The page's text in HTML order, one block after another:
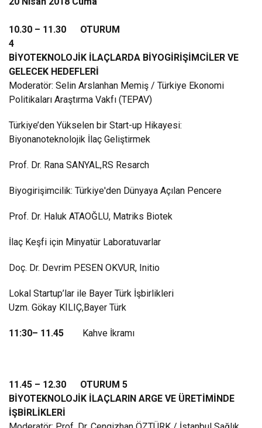
10.30 – 11.30 OTURUM
4
BİYOTEKNOLOJİK İLAÇLARDA BİYOGİRİŞİMCİLER VE
GELECEK HEDEFLERİ
Moderatör: Selin Arslanhan Memiş / Türkiye Ekonomi
Politikaları Araştırma Vakfı (TEPAV)
Türkiye’den Yükselen bir Start-up Hikayesi:
Biyonanoteknolojik İlaç Geliştirmek
Prof. Dr. Rana SANYAL,RS Resarch
Biyogirişimcilik: Türkiye'den Dünyaya Açılan Pencere
Prof. Dr. Haluk ATAOĞLU, Matriks Biotek
İlaç Keşfi için Minyatür Laboratuvarlar
Doç. Dr. Devrim PESEN OKVUR, Initio
Lokal Startup’lar ile Bayer Türk İşbirlikleri
Uzm. Gökay KILIÇ,Bayer Türk
11:30– 11.45 Kahve İkramı
11.45 – 12.30 OTURUM 5
BİYOTEKNOLOJİK İLAÇLARIN ARGE VE ÜRETİMİNDE
İŞBİRLİKLERİ